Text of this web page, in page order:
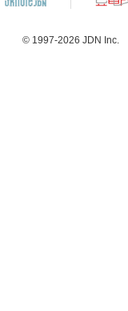
© 1997-2026 JDN Inc.